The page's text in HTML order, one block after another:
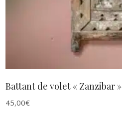
Battant de volet « Zanzibar »
45,00€